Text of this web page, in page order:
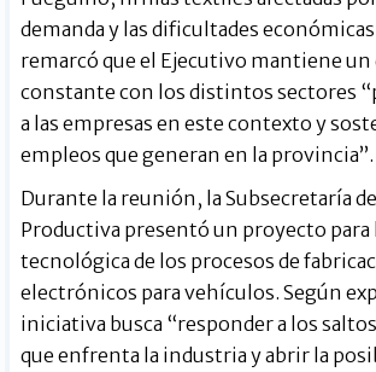
demanda y las dificultades
remarcó que el Ejecutivo mantiene un
constante con los distintos sectores
a las empresas en este contexto y
empleos que generan en la provincia”.
Durante la reunión, la Subsecretaría
Productiva presentó un proyecto para
tecnológica de los procesos de
electrónicos para vehículos. Según
iniciativa busca “responder a los
que enfrenta la industria y abrir la